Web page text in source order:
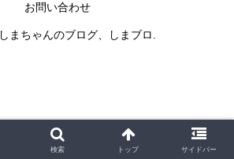
お問い合わせ
まちゃんのブログ、しまブロ.
検索 トップ サイドバー